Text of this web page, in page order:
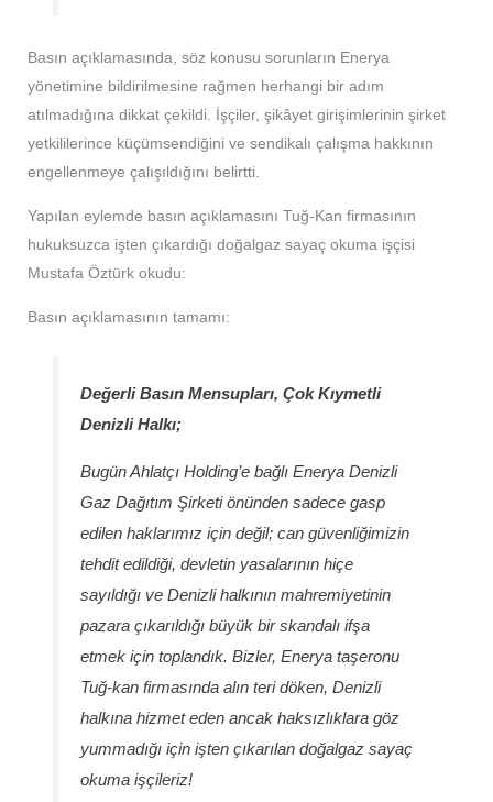
Basın açıklamasında, söz konusu sorunların Enerya
yönetimine bildirilmesine rağmen herhangi bir adım
atılmadığına dikkat çekildi. İşçiler, şikâyet girişimlerinin şirket
yetkililerince küçümsendiğini ve sendikalı çalışma hakkının
engellenmeye çalışıldığını belirtti.
Yapılan eylemde basın açıklamasını Tuğ-Kan firmasının
hukuksuzca işten çıkardığı doğalgaz sayaç okuma işçisi
Mustafa Öztürk okudu:
Basın açıklamasının tamamı:
Değerli Basın Mensupları, Çok Kıymetli
Denizli Halkı;
Bugün Ahlatçı Holding’e bağlı Enerya Denizli
Gaz Dağıtım Şirketi önünden sadece gasp
edilen haklarımız için değil; can güvenliğimizin
tehdit edildiği, devletin yasalarının hiçe
sayıldığı ve Denizli halkının mahremiyetinin
pazara çıkarıldığı büyük bir skandalı ifşa
etmek için toplandık. Bizler, Enerya taşeronu
Tuğ-kan firmasında alın teri döken, Denizli
halkına hizmet eden ancak haksızlıklara göz
yummadığı için işten çıkarılan doğalgaz sayaç
okuma işçileriz!